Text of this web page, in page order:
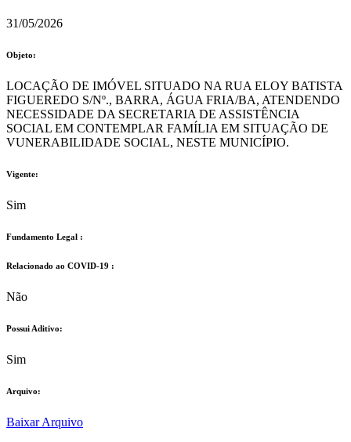
31/05/2026
Objeto:
LOCAÇÃO DE IMÓVEL SITUADO NA RUA ELOY BATISTA
FIGUEREDO S/Nº., BARRA, ÁGUA FRIA/BA, ATENDENDO
NECESSIDADE DA SECRETARIA DE ASSISTÊNCIA
SOCIAL EM CONTEMPLAR FAMÍLIA EM SITUAÇÃO DE
VUNERABILIDADE SOCIAL, NESTE MUNICÍPIO.
Vigente:
Sim
Fundamento Legal :​
Relacionado ao COVID-19 :​
Não
Possui Aditivo:​
Sim
Arquivo:
Baixar Arquivo